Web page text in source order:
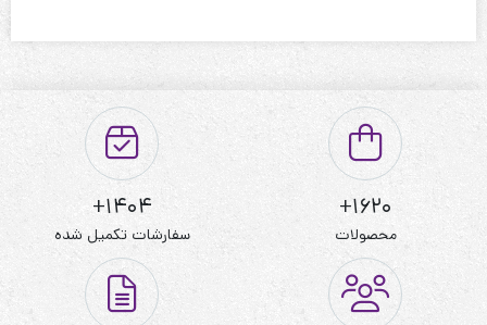
1620+
محصولات
1404+
سفارشات تکمیل شده